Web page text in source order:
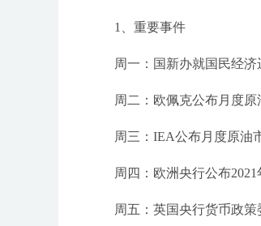
1、重要事件
周一：国新办就国民经
周二：欧佩克公布月度
周三：IEA公布月度原油
周四：欧洲央行公布
周五：英国央行货币政